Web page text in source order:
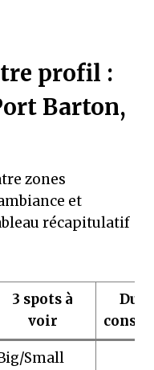
profil :
Barton,
zones
et
récapitulatif
3 spots à
voir
Small